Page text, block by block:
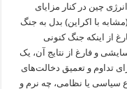
چین در کنار مزایای
با اکراین) بدل به جنگ
از اینکه جنگ کنونی
و فارغ از نتایج آن، یک
تداوم و تعمیق دخالت‌های
سیاسی یا نظامی، چه نرم و